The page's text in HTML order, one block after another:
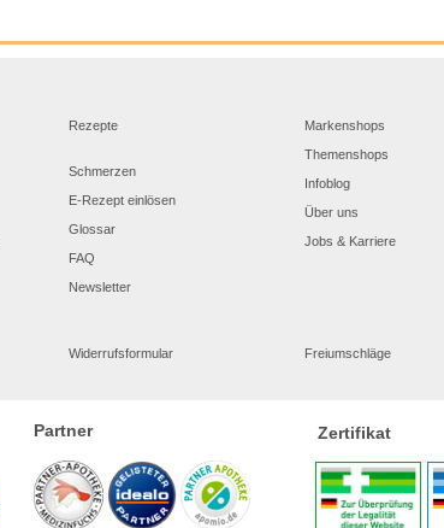
Rezepte
Schmerzen
E-Rezept einlösen
Glossar
FAQ
Newsletter
Markenshops
Themenshops
Infoblog
Über uns
Jobs & Karriere
Widerrufsformular Freiumschläge
Partner Zertifikat